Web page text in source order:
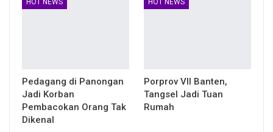
HOT NEWS
Pedagang di Panongan
Jadi Korban
Pembacokan Orang Tak
Dikenal
HOT NEWS
Porprov VII Banten,
Tangsel Jadi Tuan
Rumah